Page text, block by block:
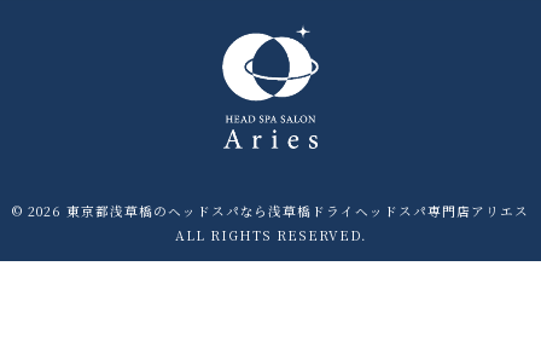
© 2026 東京都浅草橋のヘッドスパなら浅草橋ドライヘッドスパ専門店アリエス
ALL RIGHTS RESERVED.